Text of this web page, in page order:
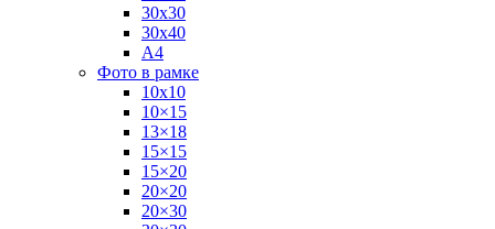
30х30
30х40
А4
Фото в рамке
10х10
10×15
13×18
15×15
15×20
20×20
20×30